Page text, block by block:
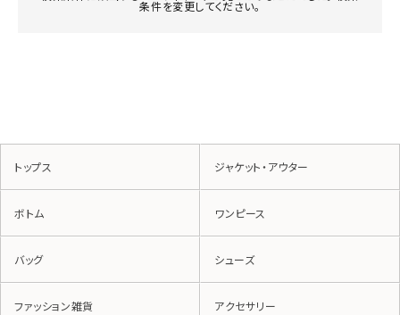
条件を変更してください。
トップス ジャケット・アウター
ボトム ワンピース
バッグ シューズ
ファッション雑貨 アクセサリー